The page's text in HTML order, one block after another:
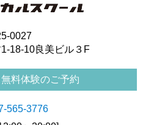
0027
18-10良美ビル３F
料体験のご予約